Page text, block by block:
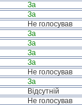
За
За
Не голосував
За
За
За
За
Не голосував
За
Відсутній
Не голосував